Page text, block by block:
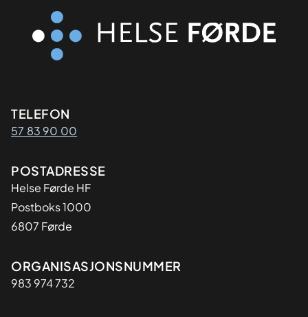
Kontaktinformasjon
TELEFON
57 83 90 00
Adresse
POSTADRESSE
Helse Førde HF
Postboks 1000
6807 Førde
Organisasjon
ORGANISASJONSNUMMER
983 974 732